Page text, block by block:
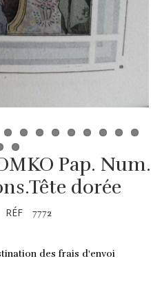
Pap. Num.
dorée
RÉF 7772
des frais d'envoi